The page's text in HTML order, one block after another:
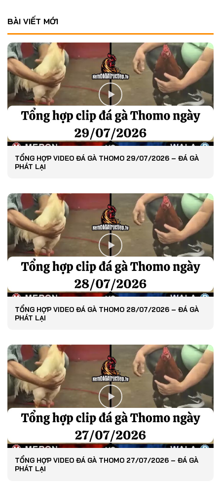
BÀI VIẾT MỚI
TỔNG HỢP VIDEO ĐÁ GÀ THOMO 29/07/2026 – ĐÁ GÀ
PHÁT LẠI
TỔNG HỢP VIDEO ĐÁ GÀ THOMO 28/07/2026 – ĐÁ GÀ
PHÁT LẠI
TỔNG HỢP VIDEO ĐÁ GÀ THOMO 27/07/2026 – ĐÁ GÀ
PHÁT LẠI